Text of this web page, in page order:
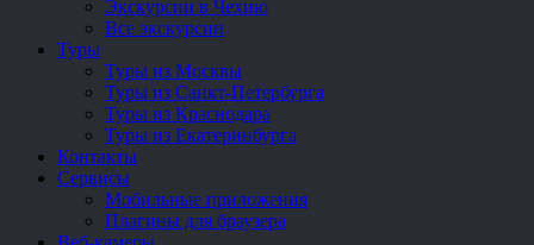
Экскурсии в Чехию
Все экскурсии
Туры
Туры из Москвы
Туры из Санкт-Петербурга
Туры из Краснодара
Туры из Екатеринбурга
Контакты
Сервисы
Мобильные приложения
Плагины для браузера